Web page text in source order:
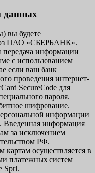
данных
вы будете
ПАО «СБЕРБАНК».
информации
с использованием
если ваш банк
проведения интернет-
SecureCode для
пароля.
шифрование.
информации
информация
за исключением
РФ.
картам осуществляется в
платежных систем
Sprl.